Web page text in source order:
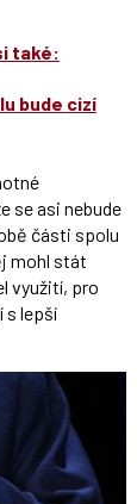
také:
bude cizí
se asi nebude
části spolu
mohl stát
využití, pro
s lepší